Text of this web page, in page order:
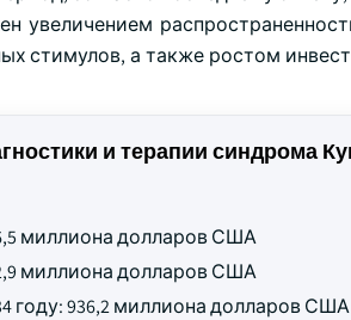
увеличением
стимулов, а также ростом
и терапии синдрома
миллиона долларов США
миллиона долларов США
году: 936,2 миллиона долларов США